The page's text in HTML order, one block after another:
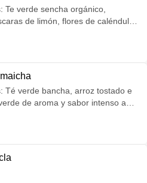
Te verde sencha orgánico,
de limón, flores de caléndula.
Té verde bancha, arroz tostado e
Aporta un alto contenido en
que nos ayudarán a mantener un